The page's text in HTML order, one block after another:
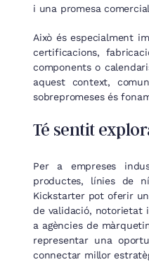
i una promesa
Això és especialment
certificacions,
components o
aquest context,
sobrepromeses és
Té sentit
Per a empreses
productes, línies de
Kickstarter pot oferir
de validació, notorietat
a agències de
representar una
connectar millor